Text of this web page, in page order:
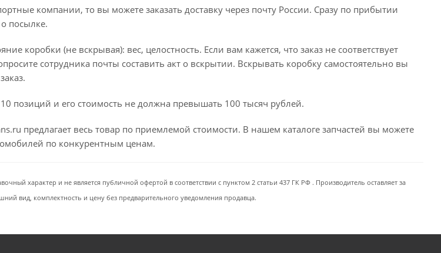
компании, то вы можете заказать доставку через почту России. Сразу по прибытии
посылке.
коробки (не вскрывая): вес, целостность. Если вам кажется, что заказ не соответствует
сотрудника почты составить акт о вскрытии. Вскрывать коробку самостоятельно вы
позиций и его стоимость не должна превышать 100 тысяч рублей.
предлагает весь товар по приемлемой стоимости. В нашем каталоге запчастей вы можете
по конкурентным ценам.
характер и не является публичной офертой в соответствии с пунктом 2 статьи 437 ГК РФ . Производитель оставляет за
вид, комплектность и цену без предварительного уведомления продавца.